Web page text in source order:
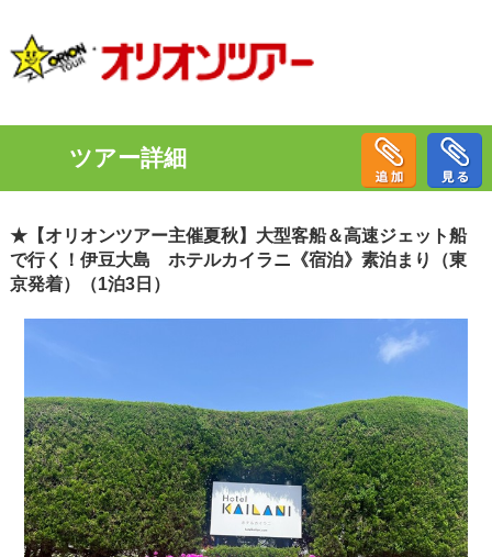
ツアー詳細
★【オリオンツアー主催夏秋】大型客船＆高速ジェット船
で行く！伊豆大島 ホテルカイラニ《宿泊》素泊まり（東
京発着）（1泊3日）